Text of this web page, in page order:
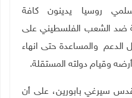
روسيا يدينون كافة
ضد الشعب الفلسطيني على
الدعم والمساعدة حتى انهاء
وقيام دولته المستقلة.
سيرغي بابورين، على أن